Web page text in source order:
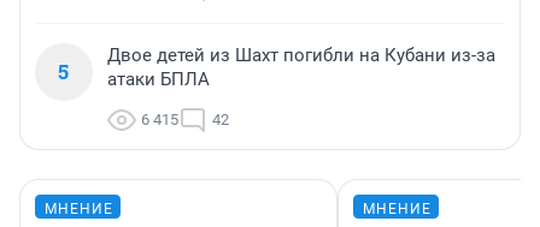
5
Двое детей из Шахт погибли на Кубани из-за
атаки БПЛА
6 415 42
МНЕНИЕ МНЕНИЕ